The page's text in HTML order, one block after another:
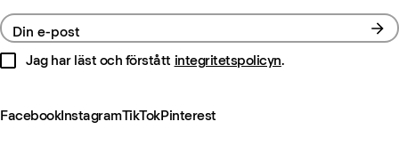
Din e-post
Jag har läst och förstått integritetspolicyn.
FacebookInstagramTikTokPinterest